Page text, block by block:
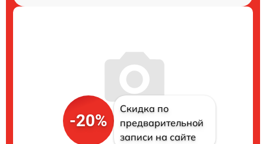
-20%
Скидка по
предварительной
записи на сайте